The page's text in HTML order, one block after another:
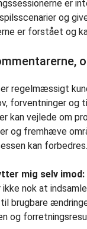
er
og
er forstået og
regelmæssigt
forventninger og
kan vejlede om
og fremhæve
kan forbedres.
mig selv imod:
nok at
brugbare
og